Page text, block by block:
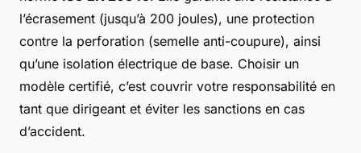
l’écrasement (jusqu’à 200 joules), une protection
contre la perforation (semelle anti-coupure), ainsi
qu’une isolation électrique de base. Choisir un
modèle certifié, c’est couvrir votre responsabilité en
tant que dirigeant et éviter les sanctions en cas
d’accident.